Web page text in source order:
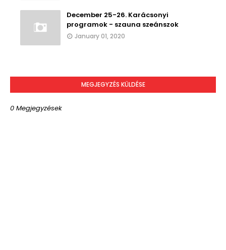
December 25-26. Karácsonyi
programok - szauna szeánszok
January 01, 2020
MEGJEGYZÉS KÜLDÉSE
0 Megjegyzések